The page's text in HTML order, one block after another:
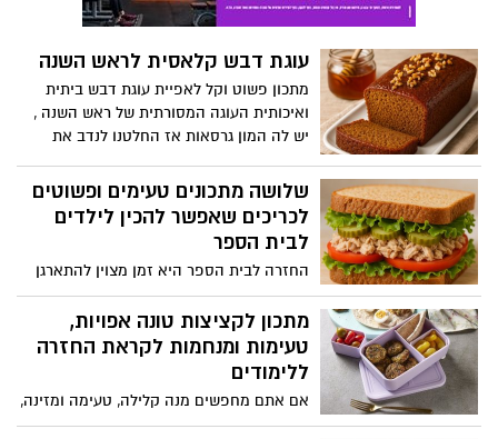
עוגת דבש קלאסית לראש השנה
מתכון פשוט וקל לאפיית עוגת דבש ביתית
ואיכותית העוגה המסורתית של ראש השנה ,
יש לה המון גרסאות אז החלטנו לנדב את
שיהיה תאבון ושנה טובה ומתוקה
שלושה מתכונים טעימים ופשוטים
לכריכים שאפשר להכין לילדים
לבית הספר
החזרה לבית הספר היא זמן מצוין להתארגן
על ארוחות קלות, בריאות וטעימות. אחד
הדברים הכי חשובים הוא שיהיה לילדים כריך
משביע שהם גם יאהבו וגם ייתן להם אנרגיה
להמשך היום. כריכים פשוטים להכנה, כמו
חביתה טרייה, יכולים להיות פתרון מצוין גם
מתכון לקציצות טונה אפויות,
טעימות ומנחמות לקראת החזרה
ללימודים
אם אתם מחפשים מנה קלילה, טעימה ומזינה,
שאפשר לארוז בקופסאת אוכל השפית תמרה